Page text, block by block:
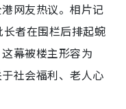
网友热议。相片记
者在围栏后排起蜿
幕被楼主形容为
社会福利、老人心